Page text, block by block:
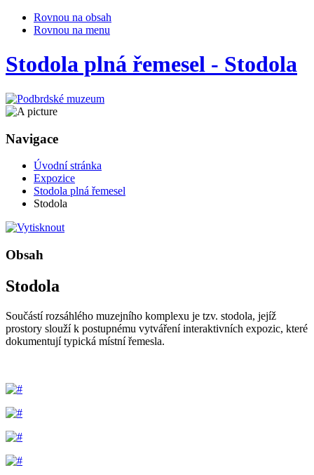
Rovnou na obsah
Rovnou na menu
Stodola plná řemesel - Stodola
Navigace
Úvodní stránka
Expozice
Stodola plná řemesel
Stodola
Obsah
Stodola
Součástí rozsáhlého muzejního komplexu je tzv. stodola, jejíž
prostory slouží k postupnému vytváření interaktivních expozic, které
dokumentují typická místní řemesla.